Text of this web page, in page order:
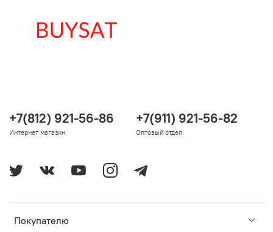
Покупателю
+7(812) 921-56-86
Интернет магазин
+7(911) 921-56-82
Оптовый отдел